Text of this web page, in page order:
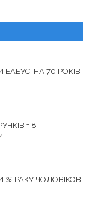
НА 70 РОКІВ
+ 8
♋︎ РАКУ ЧОЛОВІКОВІ